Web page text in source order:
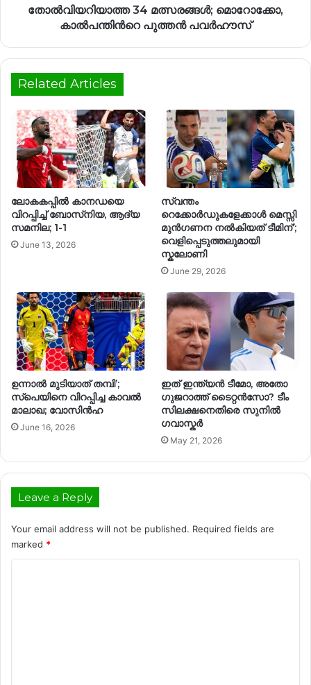
തോൽവിയറിയാത്ത 34 മത്സരങ്ങൾ; മൊറോക്കോ,
കാൽപന്തിന്‍റെ പുത്തൻ പവർഹൗസ്
Related Articles
ലോകകപ്പിൽ കാനഡയെ
വിറപ്പിച്ച് ബോസ്‌നിയ, ആദ്യ
സമനില; 1-1
June 13, 2026
സ്വന്തം
റെക്കോർഡുകളേക്കാൾ മെസ്സി
മുൻഗണന നൽകിയത് ടീമിന്’;
വെളിപ്പെടുത്തലുമായി
സ്കലോണി
June 29, 2026
ഉന്നാൽ മുടിയാത് തമ്പി’;
സ്‌പെയിനെ വിറപ്പിച്ച കാവൽ
മാലാഖ; വോസിൻഹ
June 16, 2026
ഇത് ഇന്ത്യൻ ടീമോ, അതോ
ഗുജറാത്ത് ടൈറ്റൻസോ? ടീം
സിലക്ഷനെതിരെ സുനിൽ
ഗവാസ്കർ
May 21, 2026
Leave a Reply
Your email address will not be published. Required fields are
marked *